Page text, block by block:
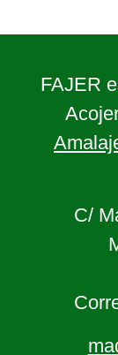
FAJER
C/